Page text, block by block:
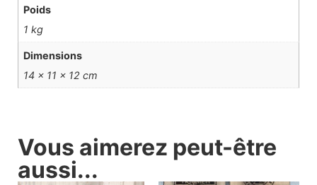
Poids
1 kg
Dimensions
14 × 11 × 12 cm
Vous aimerez peut-être
aussi...